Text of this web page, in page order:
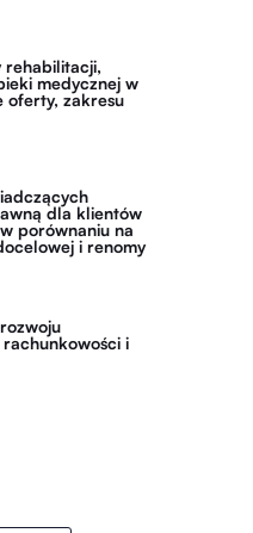
rehabilitacji,
medycznej w
oferty, zakresu
dla klientów
porównaniu na
i renomy
i